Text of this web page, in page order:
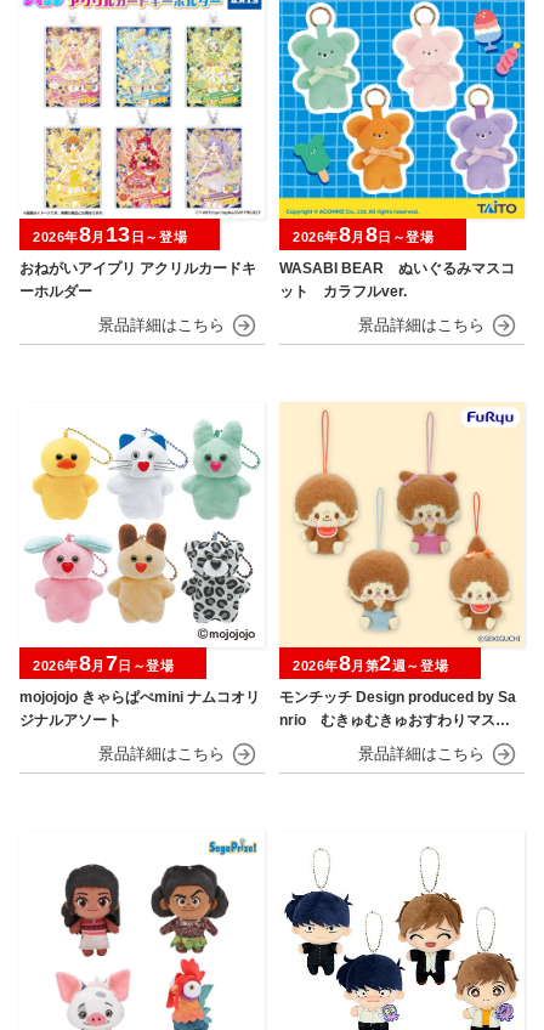
おねがいアイプリ アクリルカードキ
ーホルダー
2026年8月 13 日～登場
WASABI BEAR ぬいぐるみマスコ
ット カラフルver.
2026年8月 8 日～登場
mojojojo きゃらぱぺmini ナムコオリ
ジナルアソート
2026年8月 7日～登場
モンチッチ Design produced by Sa
nrio むきゅむきゅおすわりマスコ
2026年8月第2週～登場